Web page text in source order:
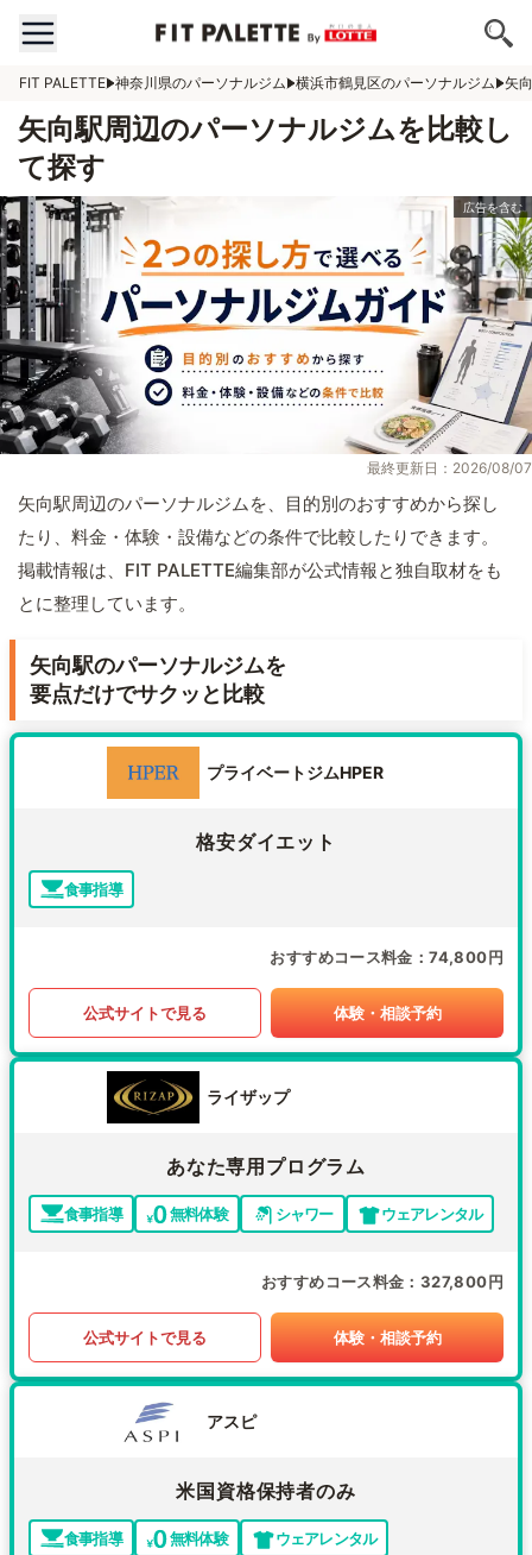
FIT PALETTE 神奈川県のパーソナルジム 横浜市鶴見区のパーソナルジム 矢
矢向駅周辺のパーソナルジムを比較し
て探す
最終更新日：2026/08/07
矢向駅周辺のパーソナルジムを、目的別のおすすめから探し
たり、料金・体験・設備などの条件で比較したりできます。
掲載情報は、FIT PALETTE編集部が公式情報と独自取材をも
とに整理しています。
矢向駅のパーソナルジムを
要点だけでサクッと比較
プライベートジムHPER
格安ダイエット
食事指導
おすすめコース料金 74,800円
公式サイトで見る 体験・相談予約
ライザップ
あなた専用プログラム
食事指導 無料体験 シャワー ウェアレンタル
おすすめコース料金 327,800円
公式サイトで見る 体験・相談予約
アスピ
米国資格保持者のみ
食事指導 無料体験
ウェアレンタル